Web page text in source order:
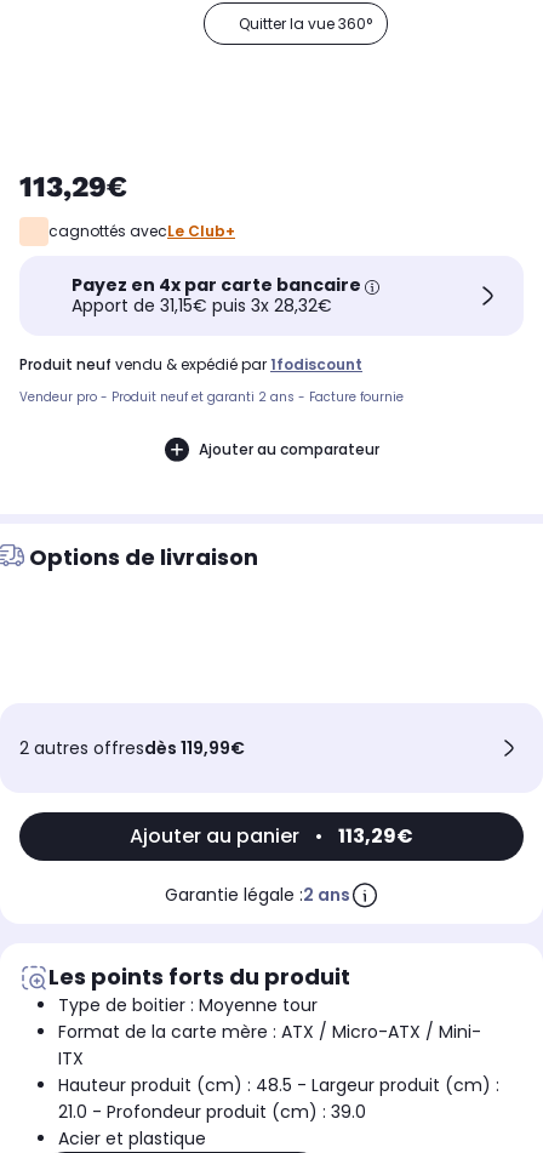
Quitter la vue 360°
113,29€
cagnottés avecLe Club+
Payez en 4x par carte bancaire
Apport de 31,15€ puis 3x 28,32€
produit neuf vendu & expédié par1fodiscount
Vendeur pro - Produit neuf et garanti 2 ans - Facture fournie
Ajouter au comparateur
Options de livraison
2 autres offresdès 119,99€
Ajouter au panier • 113,29€
Garantie légale :2 ans
Les points forts du produit
Type de boitier : Moyenne tour
Format de la carte mère : ATX / Micro-ATX / Mini-
ITX
Hauteur produit (cm) : 48.5 - Largeur produit (cm) :
21.0 - Profondeur produit (cm) : 39.0
Acier et plastique